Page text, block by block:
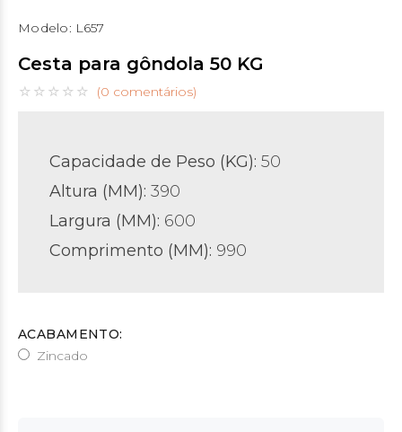
Modelo: L657
Cesta para gôndola 50 KG
(0 comentários)
Capacidade de Peso (KG): 50
Altura (MM): 390
Largura (MM): 600
Comprimento (MM): 990
ACABAMENTO:
Zincado